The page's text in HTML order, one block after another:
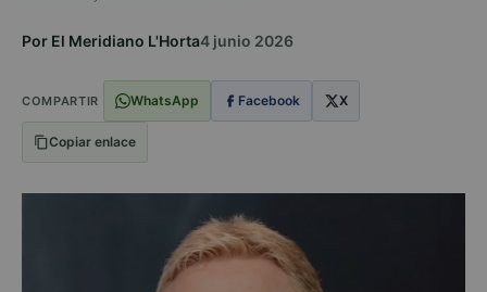
Por El Meridiano L'Horta4 junio 2026
COMPARTIR WhatsApp Facebook X
Copiar enlace